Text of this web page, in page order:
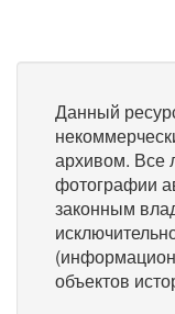
Данный
архивом. Все
фотографии
законным
объектов